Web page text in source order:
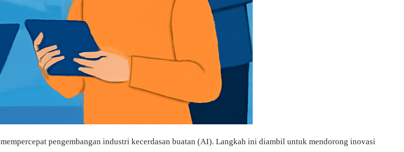
pengembangan industri kecerdasan buatan (AI). Langkah ini diambil untuk mendorong inovasi